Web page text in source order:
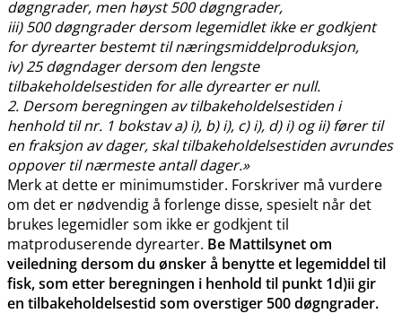
døgngrader, men høyst 500 døgngrader,
iii) 500 døgngrader dersom legemidlet ikke er godkjent
for dyrearter bestemt til næringsmiddelproduksjon,
iv) 25 døgndager dersom den lengste
tilbakeholdelsestiden for alle dyrearter er null.
2. Dersom beregningen av tilbakeholdelsestiden i
henhold til nr. 1 bokstav a) i), b) i), c) i), d) i) og ii) fører til
en fraksjon av dager, skal tilbakeholdelsestiden avrundes
oppover til nærmeste antall dager.»
Merk at dette er minimumstider. Forskriver må vurdere
om det er nødvendig å forlenge disse, spesielt når det
brukes legemidler som ikke er godkjent til
matproduserende dyrearter. Be Mattilsynet om
veiledning dersom du ønsker å benytte et legemiddel til
fisk, som etter beregningen i henhold til punkt 1d)ii gir
en tilbakeholdelsestid som overstiger 500 døgngrader.